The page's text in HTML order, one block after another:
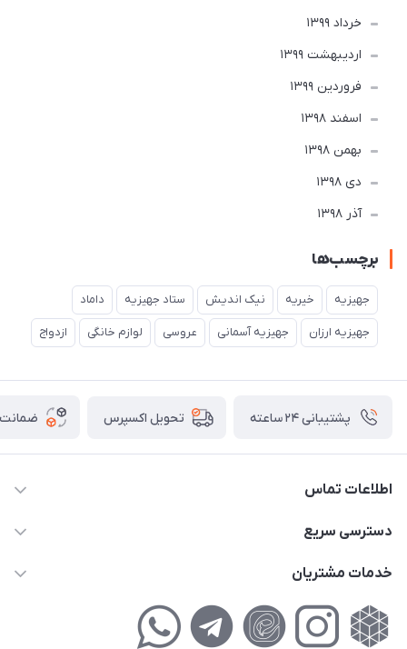
خرداد 1399
ارديبهشت 1399
فروردین 1399
اسفند 1398
بهمن 1398
دی 1398
آذر 1398
برچسب‌ها
جهیزیه خیریه نیک اندیش ستاد جهیزیه داماد
جهیزیه ارزان جهیزیه آسمانی عروسی لوازم خانگی ازدواج
پشتیبانی ۲۴ ساعته تحویل اکسپرس ضمانت
اطلاعات تماس
02177111474
کوچه گلریز 4 غربی ، پلاک 13
دسترسی سریع
حساب کاربری
لیست محصولات
خدمات مشتریان
راهنمای‌خرید‌آنلاین
حریم خصوصی